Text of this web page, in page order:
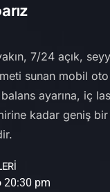
7/24 açık,
sunan mobil
ayarına, iç
kadar geniş
20:30 pm